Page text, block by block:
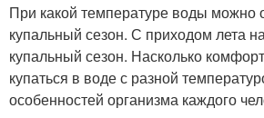
При какой температуре воды можно
купальный сезон. С приходом лета
купальный сезон. Насколько
купаться в воде с разной
особенностей организма каждого